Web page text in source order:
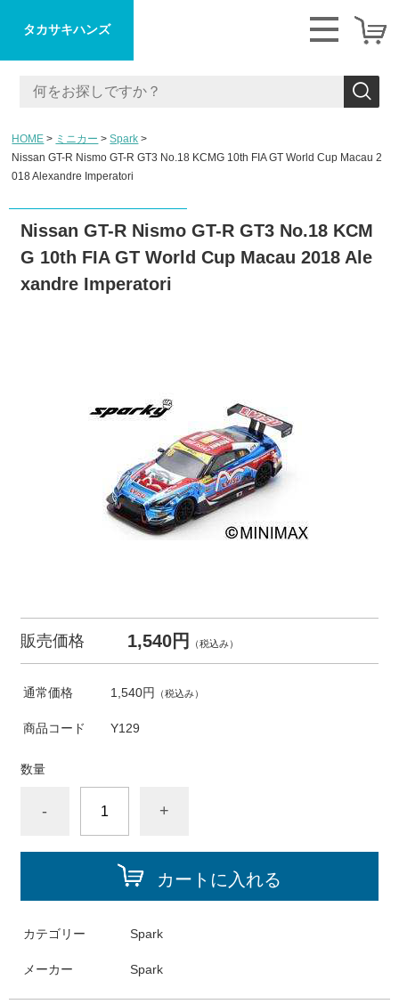
タカサキハンズ
HOME ミニカー
Spark
Nissan GT-R Nismo GT-R GT3 No.18 KCMG 10th FIA GT World Cup Macau 2
018 Alexandre Imperatori
Nissan GT-R Nismo GT-R GT3 No.18 KCM
G 10th FIA GT World Cup Macau 2018 Ale
xandre Imperatori
販売価格 1,540円 （税込み）
通常価格 1,540円 （税込み）
商品コード Y129
数量
- +
カートに入れる
カテゴリー Spark
メーカー Spark